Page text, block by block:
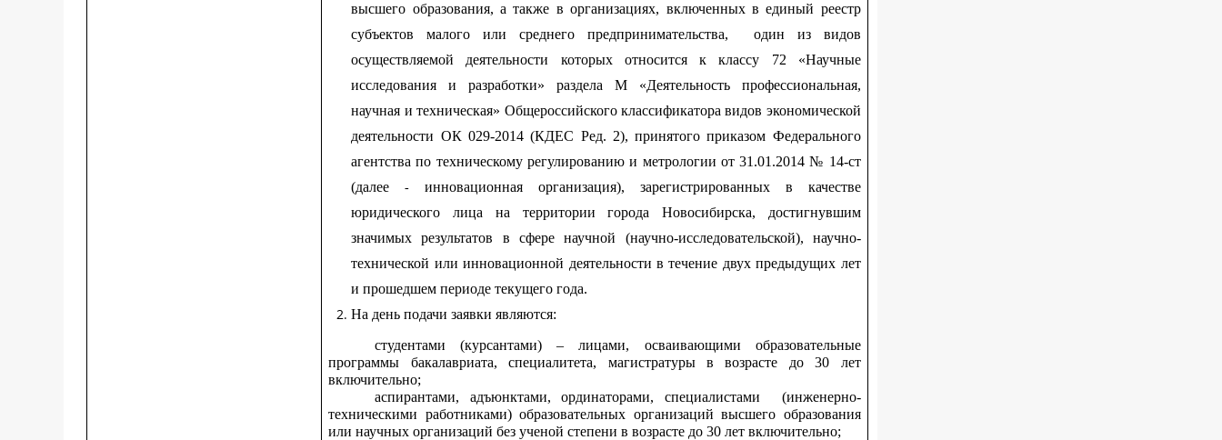
высшего образования, а также в организациях, включенных в единый реестр
субъектов малого или среднего предпринимательства, один из видов
осуществляемой деятельности которых относится к классу 72 «Научные
исследования и разработки» раздела М «Деятельность профессиональная,
научная и техническая» Общероссийского классификатора видов экономической
деятельности ОК 029-2014 (КДЕС Ред. 2), принятого приказом Федерального
агентства по техническому регулированию и метрологии от 31.01.2014 № 14-ст
(далее- инновационная организация), зарегистрированных в качестве
юридического лица на территории города Новосибирска, достигнувшим
значимых результатов в сфере научной (научно-исследовательской), научно-
технической или инновационной деятельности в течение двух предыдущих лет
и прошедшем периоде текущего года.
На день подачи заявки являются:
студентами (курсантами) – лицами, осваивающими образовательные
программы бакалавриата, специалитета, магистратуры в возрасте до 30 лет
включительно;
аспирантами, адъюнктами, ординаторами, специалистами (инженерно-
техническими работниками) образовательных организаций высшего образования
или научных организаций без ученой степени в возрасте до 30 лет включительно;